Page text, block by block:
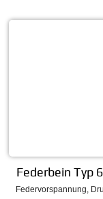
Federbein Typ
Federvorspannung,